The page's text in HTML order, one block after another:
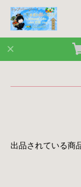
出品されている商